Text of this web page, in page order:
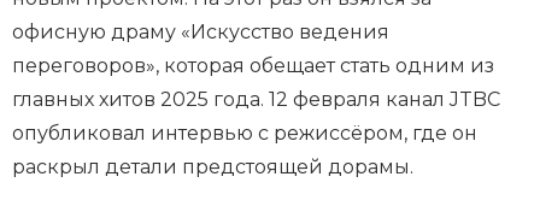
офисную драму «Искусство ведения
переговоров», которая обещает стать одним из
главных хитов 2025 года. 12 февраля канал JTBC
опубликовал интервью с режиссёром, где он
раскрыл детали предстоящей дорамы.